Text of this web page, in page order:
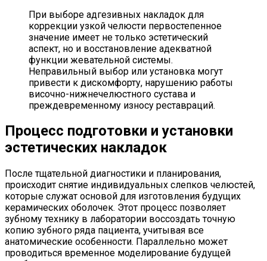
При выборе адгезивных накладок для
коррекции узкой челюсти первостепенное
значение имеет не только эстетический
аспект, но и восстановление адекватной
функции жевательной системы.
Неправильный выбор или установка могут
привести к дискомфорту, нарушению работы
височно-нижнечелюстного сустава и
преждевременному износу реставраций.
Процесс подготовки и установки
эстетических накладок
После тщательной диагностики и планирования,
происходит снятие индивидуальных слепков челюстей,
которые служат основой для изготовления будущих
керамических оболочек. Этот процесс позволяет
зубному технику в лаборатории воссоздать точную
копию зубного ряда пациента, учитывая все
анатомические особенности. Параллельно может
проводиться временное моделирование будущей